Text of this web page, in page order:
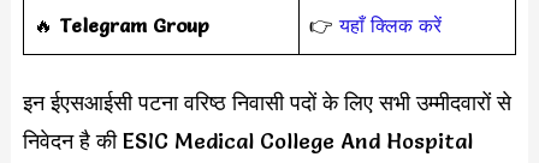
‎️‍🔥 Telegram Group 👉यहाँ क्लिक करें
इन ईएसआईसी पटना वरिष्ठ निवासी पदों के लिए सभी उम्मीदवारों से
निवेदन है की ESIC Medical College And Hospital